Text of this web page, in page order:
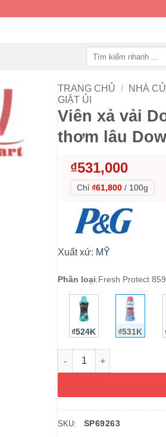
TRANG CHỦ / NHÀ
GIẶT ỦI
Viên xả vải
thơm lâu
₫531,000
Chỉ ₫61,800 / 100g
Xuất xứ: MỸ
Phân loại:Fresh Protect
₫524K ₫531K
Viên xả vải Downy (màu
SKU: SP69263